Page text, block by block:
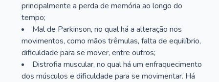
principalmente a perda de memória ao longo do
tempo;
Mal de Parkinson, no qual há a alteração nos
movimentos, como mãos trêmulas, falta de equilíbrio,
dificuldade para se mover, entre outros;
Distrofia muscular, no qual há um enfraquecimento
dos músculos e dificuldade para se movimentar. Há